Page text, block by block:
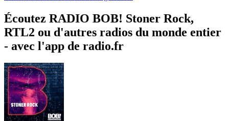
Écoutez RADIO BOB! Stoner Rock,
RTL2 ou d'autres radios du monde entier
- avec l'app de radio.fr